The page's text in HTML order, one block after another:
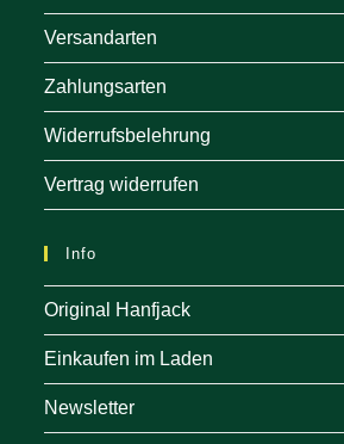
Versandarten
Zahlungsarten
Widerrufsbelehrung
Vertrag widerrufen
Info
Original Hanfjack
Einkaufen im Laden
Newsletter